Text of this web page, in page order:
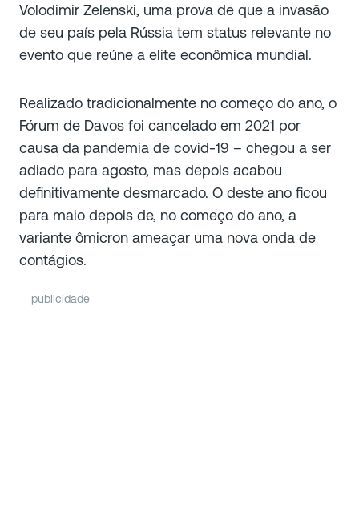
Volodimir Zelenski, uma prova de que a invasão
de seu país pela Rússia tem status relevante no
evento que reúne a elite econômica mundial.
Realizado tradicionalmente no começo do ano, o
Fórum de Davos foi cancelado em 2021 por
causa da pandemia de covid-19 – chegou a ser
adiado para agosto, mas depois acabou
definitivamente desmarcado. O deste ano ficou
para maio depois de, no começo do ano, a
variante ômicron ameaçar uma nova onda de
contágios.
publicidade